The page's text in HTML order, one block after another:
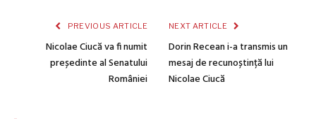
PREVIOUS ARTICLE
Nicolae Ciucă va fi numit
președinte al Senatului
României
NEXT ARTICLE
Dorin Recean i-a transmis un
mesaj de recunoștință lui
Nicolae Ciucă